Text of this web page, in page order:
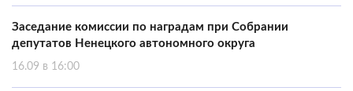
Заседание комиссии по наградам при Собрании
депутатов Ненецкого автономного округа
16.09 в 16:00